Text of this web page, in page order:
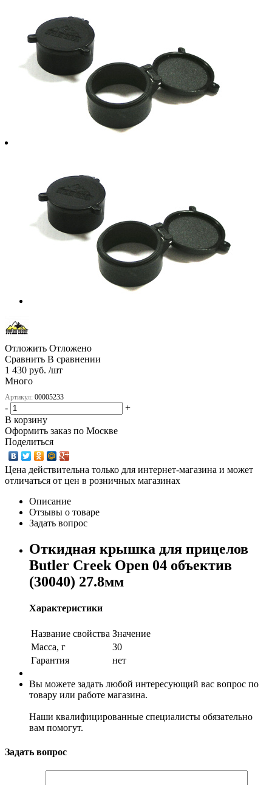
Отложить Отложено
Сравнить В сравнении
1 430 руб. /шт
Много
Артикул: 00005233
-
+
В корзину
Оформить заказ по Москве
Поделиться
Цена действительна только для интернет-магазина и может
отличаться от цен в розничных магазинах
Описание
Отзывы о товаре
Задать вопрос
Откидная крышка для прицелов
Butler Creek Open 04 объектив
(30040) 27.8мм
Характеристики
Название свойства Значение
Масса, г
30
Гарантия
нет
Вы можете задать любой интересующий вас вопрос по
товару или работе магазина.
Наши квалифицированные специалисты обязательно
вам помогут.
Задать вопрос